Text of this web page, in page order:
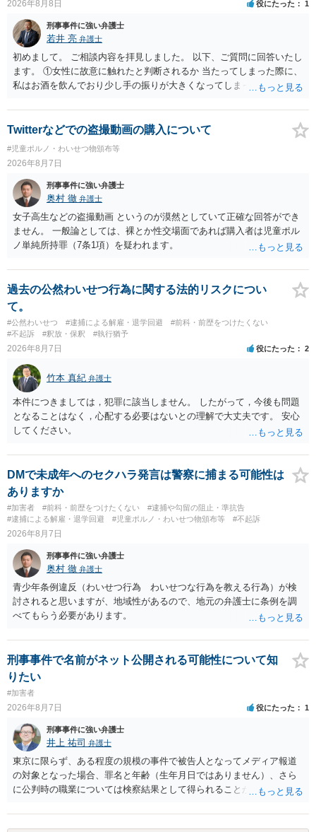
2026年8月8日 役にたった 1
刑事事件に強い弁護士
若井 亮 弁護士
初めまして。 ご相談内容を拝見しました。 以下、ご質問に回答いたし
ます。 ①女性に故意に触れたと判断されるか 当たってしまった際に、
私はお酒を飲んでおり少し手の振りが大きくなってしまっていたこと
いた場合、故意だと判定されやすいのでしょうか？ お伺いする限り、
故意があると判断されることは無いかと思います。 ②逮捕、呼び出し
捕、呼び出しされる可能性はどれほどでしょうか？ 誤って当たってし
まっただけであり、さらにその場で女性等のアクションが無かったこ
とからすると、この後に呼び出される可能性は極めて低いと思いま
す。 ③逮捕呼び出しまでの期間 大体どれほどの期間逮捕呼び出しの可
能性があると考えれば良いのでしょうか？ 逮捕や呼び出しの可能性は
極めて低いと思います。 連絡が来ることはないでしょう。
Twitterなどでの盗撮動画の購入について
#児童ポルノ・わいせつ物頒布等
2026年8月7日
刑事事件に強い弁護士
奥村 徹 弁護士
女子高生などの盗撮動画 というのが漠然としていて正確な回答ができ
ません。 一般論としては、裸とか性交場面であれば購入者は児童ポル
ノ単純所持罪（7条1項）を疑われます。
過去の公然わいせつ行為に関する法的リスクについ
て。
#公然わいせつ #逮捕による解雇・退学回避
#前科・前歴をつけたくない
#不起訴
#釈放・保釈 #執行猶予
2026年8月7日 役にたった 2
竹本 真紀 弁護士
本件につきましては，犯罪に該当しません。 したがって，今後も問題
となることはなく，心配する必要はないとの理解で大丈夫です。 安心
してください。
DMで未成年へのセクハラ発言は警察に捕まる可能性は
ありますか
#加害者 #前科・前歴をつけたくない
#逮捕や勾留の阻止・準抗告
#逮捕による解雇・退学回避
#児童ポルノ・わいせつ物頒布等 #不起訴
2026年8月7日
刑事事件に強い弁護士
奥村 徹 弁護士
青少年条例違反（わいせつ行為 わいせつな行為を教える行為）が検
討されると思いますが、地域性があるので、地元の弁護士に条例を調
べてもらう必要があります。
刑事事件で名前がネット公開される可能性について知
りたい
#加害者
2026年8月7日 役にたった 1
刑事事件に強い弁護士
井上 祐司 弁護士
東京に限らず、ある程度の規模の事件で被告人となってメディア報道
の対象となった場合、罪名と年齢（生年月日ではありません）、さら
に公判時の職業については検察結果として得られることが通常です。